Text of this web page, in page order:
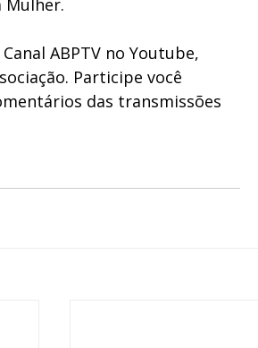
Mulher.
Canal ABPTV no Youtube,
Participe você
das transmissões